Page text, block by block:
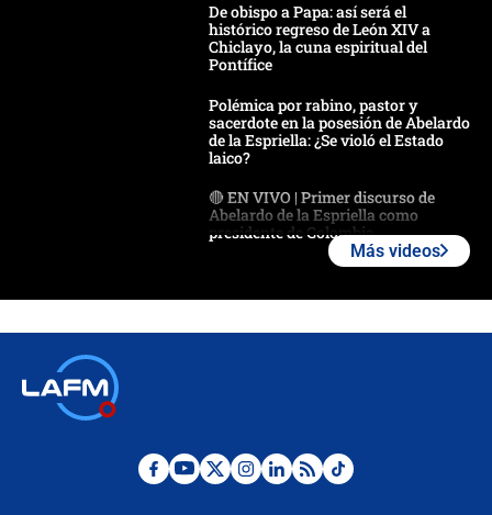
De obispo a Papa: así será el
histórico regreso de León XIV a
Chiclayo, la cuna espiritual del
Pontífice
Polémica por rabino, pastor y
sacerdote en la posesión de Abelardo
de la Espriella: ¿Se violó el Estado
laico?
🔴 EN VIVO | Primer discurso de
Abelardo de la Espriella como
presidente de Colombia
Desde dermatitis hasta infecciones:
Más videos